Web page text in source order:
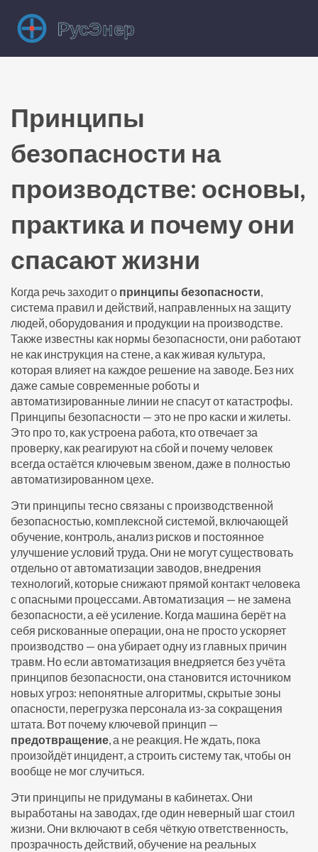
Принципы
безопасности на
производстве: основы,
практика и почему они
спасают жизни
Когда речь заходит о принципы безопасности,
система правил и действий, направленных на защиту
людей, оборудования и продукции на производстве.
Также известны как нормы безопасности, они работают
не как инструкция на стене, а как живая культура,
которая влияет на каждое решение на заводе. Без них
даже самые современные роботы и
автоматизированные линии не спасут от катастрофы.
Принципы безопасности — это не про каски и жилеты.
Это про то, как устроена работа, кто отвечает за
проверку, как реагируют на сбой и почему человек
всегда остаётся ключевым звеном, даже в полностью
автоматизированном цехе.
Эти принципы тесно связаны с производственной
безопасностью, комплексной системой, включающей
обучение, контроль, анализ рисков и постоянное
улучшение условий труда. Они не могут существовать
отдельно отавтоматизации заводов, внедрения
технологий, которые снижают прямой контакт человека
с опасными процессами. Автоматизация — не замена
безопасности, а её усиление. Когда машина берёт на
себя рискованные операции, она не просто ускоряет
производство — она убирает одну из главных причин
травм. Но если автоматизация внедряется без учёта
принципов безопасности, она становится источником
новых угроз: непонятные алгоритмы, скрытые зоны
опасности, перегрузка персонала из-за сокращения
штата. Вот почему ключевой принцип —
предотвращение, а не реакция. Не ждать, пока
произойдёт инцидент, а строить систему так, чтобы он
вообще не мог случиться.
Эти принципы не придуманы в кабинетах. Они
выработаны на заводах, где один неверный шаг стоил
жизни. Они включают в себя чёткую ответственность,
прозрачность действий, обучение на реальных